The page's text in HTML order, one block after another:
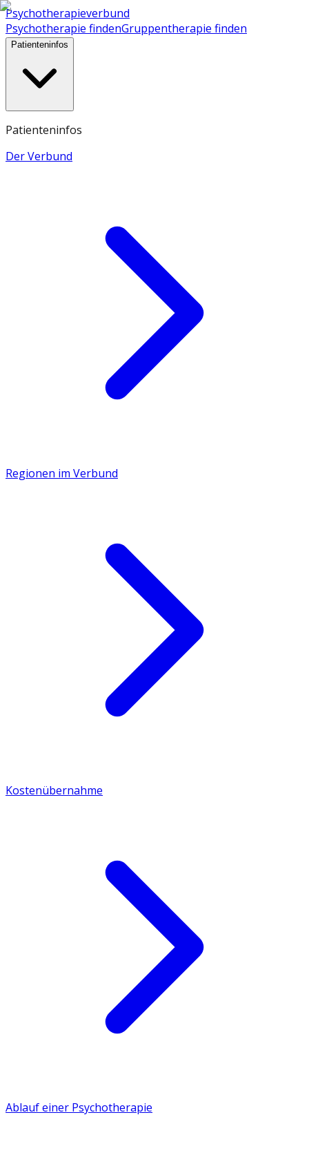
Psychotherapieverbund
Psychotherapie findenGruppentherapie finden
Patienteninfos
Patienteninfos
Der Verbund
Regionen im Verbund
Kostenübernahme
Ablauf einer Psychotherapie